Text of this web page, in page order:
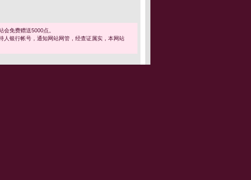
免费赠送5000点。
人银行帐号，通知网站网管，经查证属实，本网站